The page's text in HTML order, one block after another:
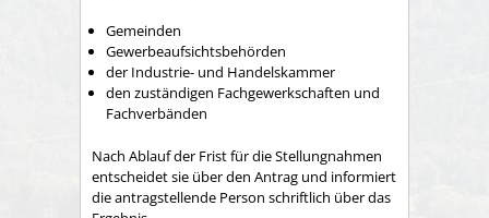
Gemeinden
Gewerbeaufsichtsbehörden
der Industrie- und Handelskammer
den zuständigen Fachgewerkschaften und
Fachverbänden
Nach Ablauf der Frist für die Stellungnahmen
entscheidet sie über den Antrag und informiert
die antragstellende Person schriftlich über das